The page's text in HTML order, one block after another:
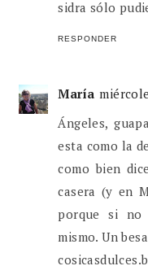
sidra sólo
RESPONDER
María
Ángeles,
esta como la
como bien
casera (y en
porque si no
mismo. Un